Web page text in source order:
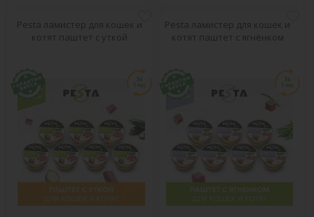
Pesta ламистер для кошек и
котят паштет с уткой
Pesta ламистер для кошек и
котят паштет с ягнёнком